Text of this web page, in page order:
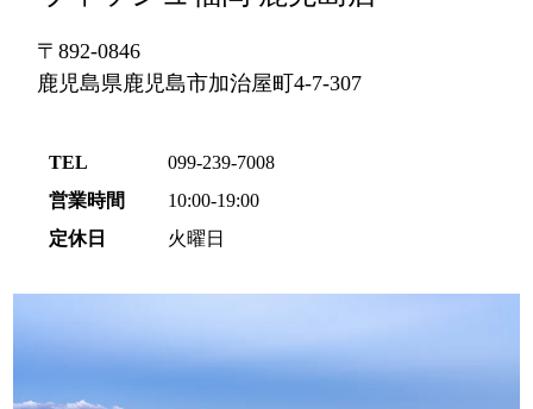
〒892-0846
鹿児島県鹿児島市加治屋町4-7-307
TEL
099-239-7008
営業時間
10:00-19:00
定休日
火曜日